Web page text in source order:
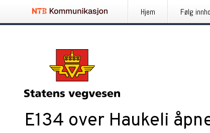
Hjem Følg
E134 over Haukeli